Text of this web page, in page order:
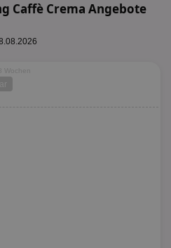
Caffè Crema Angebote
Wochen